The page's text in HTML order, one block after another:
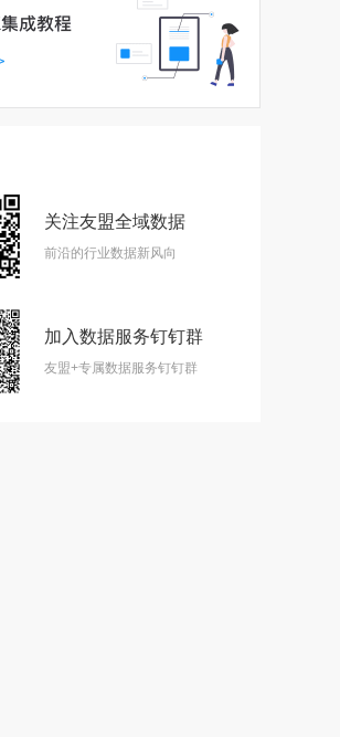
关注友盟全域数据
前沿的行业数据新风向
加入数据服务钉钉群
友盟+专属数据服务钉钉群